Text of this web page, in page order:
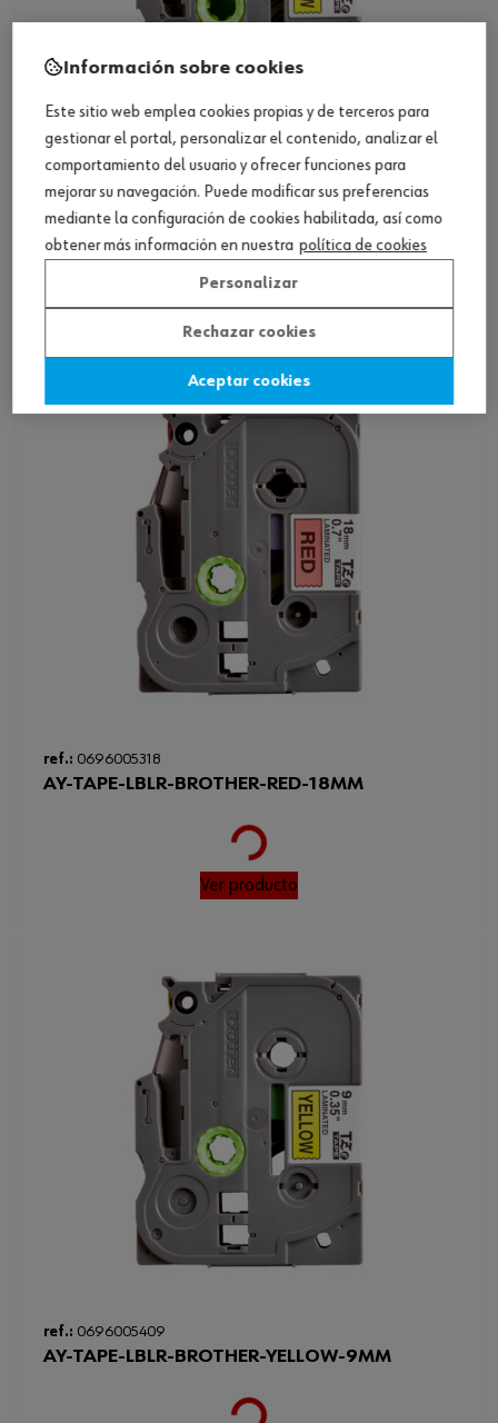
ref.:0696005418
AY-TAPE-LBLR-BROTHER-YELLOW-18MM
Loading...
Ver producto
ref.: 0696005318
AY-TAPE-LBLR-BROTHER-RED-18MM
Loading...
Ver producto
ref.: 0696005409
AY-TAPE-LBLR-BROTHER-YELLOW-9MM
Información sobre cookies
Este sitio web emplea cookies propias y de terceros para
gestionar el portal, personalizar el contenido, analizar el
comportamiento del usuario y ofrecer funciones para
mejorar su navegación. Puede modificar sus preferencias
mediante la configuración de cookies habilitada, así como
obtener más información en nuestra política de cookies
Personalizar
Rechazar cookies
Aceptar cookies